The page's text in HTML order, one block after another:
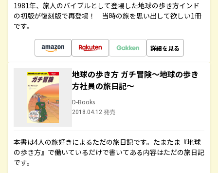
1981年、旅人のバイブルとして登場した地球の歩き方インド
の初版が復刻版で再登場！ 当時の旅を思い出して欲しい1冊
です。
詳細を見る
地球の歩き方 ガチ冒険～地球の歩き
方社員の旅日記～
D-Books
2018.04.12 発売
本書は4人の旅好きによるただの旅日記です。たまたま『地球
の歩き方』で働いているだけで書いてある内容はただの旅日記
です。